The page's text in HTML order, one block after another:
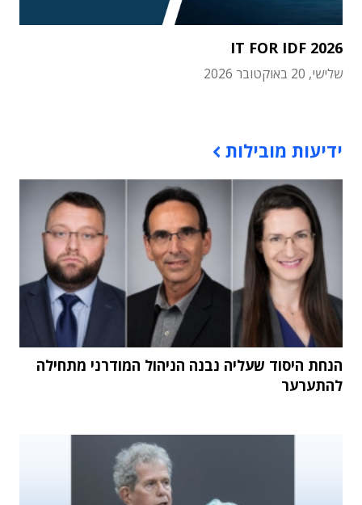
IT FOR IDF 2026
שלישי, 20 באוקטובר 2026
ידיעות מובילות
הנחת היסוד שעליה נבנה הניהול המודרני מתחילה
להתערער